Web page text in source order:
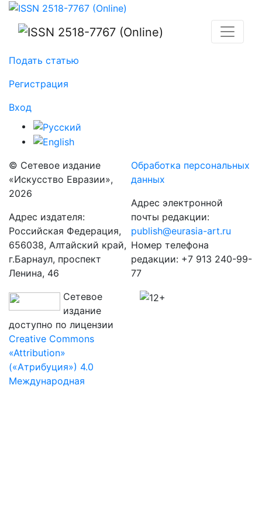
Чугун и фарфор: к вопросу атрибуции предметов
Подать статью
Регистрация
Вход
© Сетевое издание
«Искусство Евразии»,
2026
Адрес издателя:
Российская Федерация,
656038, Алтайский край,
г.Барнаул, проспект
Ленина, 46
Сетевое
издание
доступно по лицензии
Creative Commons
«Attribution»
(«Атрибуция») 4.0
Международная
Обработка персональных
данных
Адрес электронной
почты редакции:
publish@eurasia-art.ru
Номер телефона
редакции: +7 913 240-99-
77